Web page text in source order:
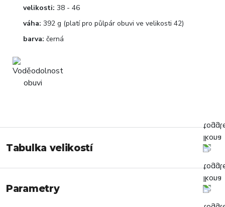
velikosti: 38 - 46
váha: 392 g (platí pro půlpár obuvi ve velikosti 42)
barva: černá
Tabulka velikostí
Parametry